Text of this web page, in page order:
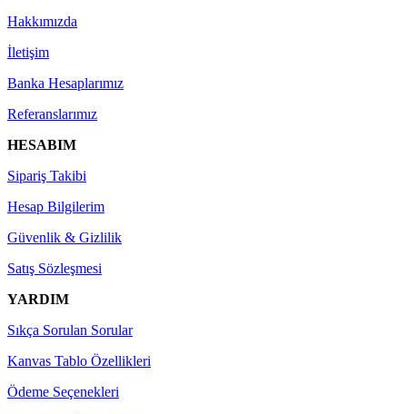
Hakkımızda
İletişim
Banka Hesaplarımız
Referanslarımız
HESABIM
Sipariş Takibi
Hesap Bilgilerim
Güvenlik & Gizlilik
Satış Sözleşmesi
YARDIM
Sıkça Sorulan Sorular
Kanvas Tablo Özellikleri
Ödeme Seçenekleri